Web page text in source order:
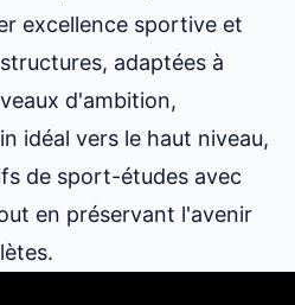
excellence sportive et
adaptées à
d'ambition,
idéal vers le haut niveau,
de sport-études avec
en préservant l'avenir